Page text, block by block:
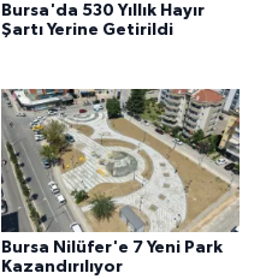
Bursa'da 530 Yıllık Hayır
Şartı Yerine Getirildi
Bursa Nilüfer'e 7 Yeni Park
Kazandırılıyor